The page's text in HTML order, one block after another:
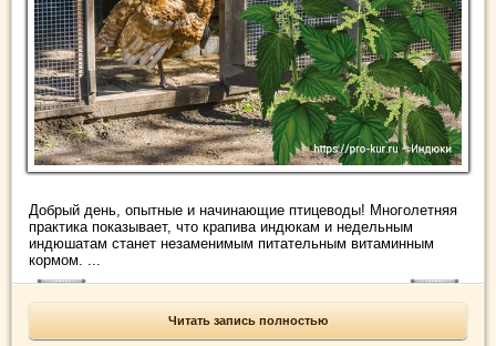
Добрый день, опытные и начинающие птицеводы! Многолетняя
практика показывает, что крапива индюкам и недельным
индюшатам станет незаменимым питательным витаминным
кормом. ...
Читать запись полностью